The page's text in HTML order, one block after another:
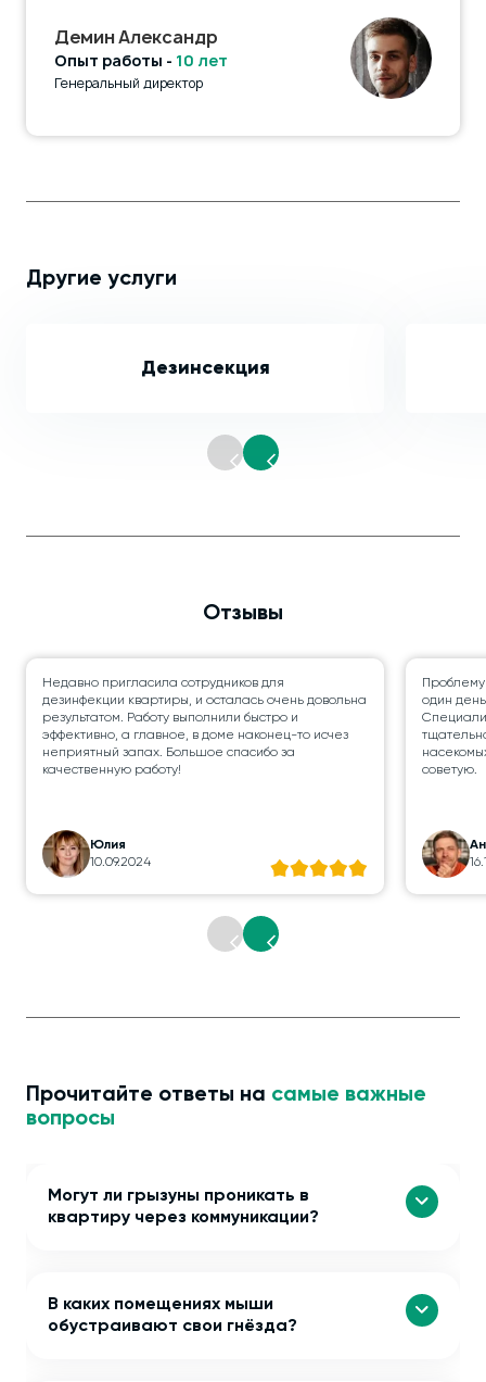
Демин Александр
Опыт работы - 10 лет
Генеральный директор
Другие услуги
Дезинсекция
Отзывы
Недавно пригласила сотрудников для
дезинфекции квартиры, и осталась очень довольна
результатом. Работу выполнили быстро и
эффективно, а главное, в доме наконец-то исчез
неприятный запах. Большое спасибо за
качественную работу!
Юлия
10.09.2024
один
советую.
Прочитайте ответы на самые важные
вопросы
Могут ли грызуны проникать в
квартиру через коммуникации?
В каких помещениях мыши
обустраивают свои гнёзда?